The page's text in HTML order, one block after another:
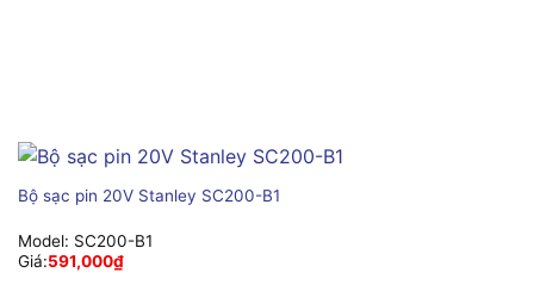
Bộ sạc pin 20V Stanley SC200-B1
Model: SC200-B1
Giá:591,000₫